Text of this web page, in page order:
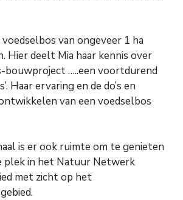
van ongeveer 1 ha
Hier deelt Mia haar kennis over
bouwproject …..een voortdurend
Haar ervaring en de do’s en
van een voedselbos
is er ook ruimte om te genieten
plek in het Natuur Netwerk
met zicht op het